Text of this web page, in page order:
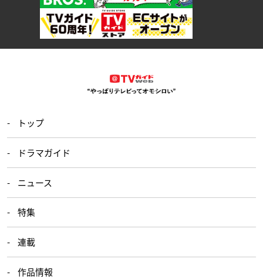
トップ
ドラマガイド
ニュース
特集
連載
作品情報